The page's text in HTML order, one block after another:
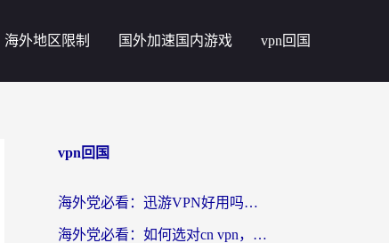
海外地区限制 国外加速国内游戏 vpn回国
vpn回国
海外党必看：迅游VPN好用吗？和番茄加速器VPN对比哪个回国效果更好？
海外党必看：如何选对cn vpn，轻松解锁国内影音游戏？